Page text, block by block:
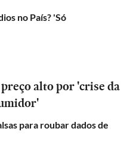
no País? 'Só
alto por 'crise da
para roubar dados de